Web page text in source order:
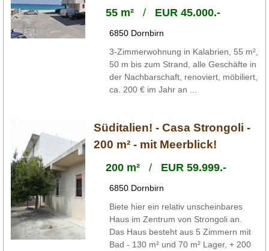
55 m²/ EUR 45.000.-
6850 Dornbirn
3-Zimmerwohnung in Kalabrien, 55 m²,
50 m bis zum Strand, alle Geschäfte in
der Nachbarschaft, renoviert, möbiliert,
ca. 200 € im Jahr an ...
Süditalien! - Casa Strongoli -
200 m² - mit Meerblick!
200 m²/ EUR 59.999.-
6850 Dornbirn
Biete hier ein relativ unscheinbares
Haus im Zentrum von Strongoli an.
Das Haus besteht aus 5 Zimmern mit
Bad - 130 m² und 70 m² Lager, + 200